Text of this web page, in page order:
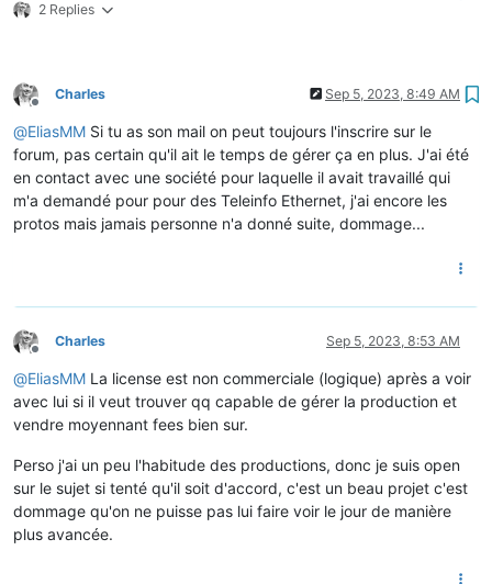
2 Replies
Offline
Charles Sep 5, 2023, 8:49 AM
@EliasMM Si tu as son mail on peut toujours l'inscrire sur le
forum, pas certain qu'il ait le temps de gérer ça en plus. J'ai été
en contact avec une société pour laquelle il avait travaillé qui
m'a demandé pour pour des Teleinfo Ethernet, j'ai encore les
protos mais jamais personne n'a donné suite, dommage...
Offline
Charles Sep 5, 2023, 8:53 AM
@EliasMM La license est non commerciale (logique) après a voir
avec lui si il veut trouver qq capable de gérer la production et
vendre moyennant fees bien sur.
Perso j'ai un peu l'habitude des productions, donc je suis open
sur le sujet si tenté qu'il soit d'accord, c'est un beau projet c'est
dommage qu'on ne puisse pas lui faire voir le jour de manière
plus avancée.